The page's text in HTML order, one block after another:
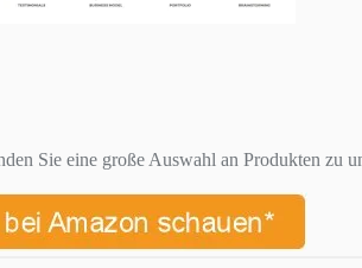
Sie eine große Auswahl an Produkten zu